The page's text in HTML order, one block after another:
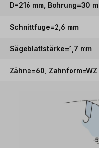
D=216 mm, Bohrung=30
Schnittfuge=2,6 mm
Sägeblattstärke=1,7 mm
Zähne=60, Zahnform=WZ